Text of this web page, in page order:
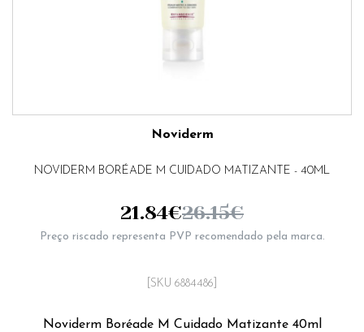
Noviderm
NOVIDERM BORÉADE M CUIDADO MATIZANTE - 40ML
Noviderm Boréade M Cuidado Matizante 40ml
[SKU 6884486]
21.84€26.15€
Preço riscado representa PVP recomendado pela marca.